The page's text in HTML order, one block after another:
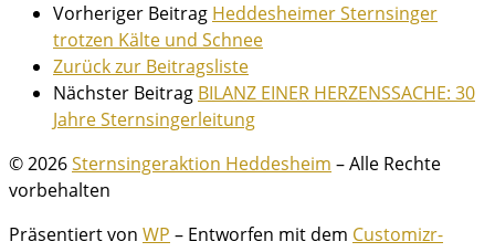
Vorheriger Beitrag Heddesheimer Sternsinger
trotzen Kälte und Schnee
Zurück zur Beitragsliste
Nächster Beitrag BILANZ EINER HERZENSSACHE: 30
Jahre Sternsingerleitung
© 2026Sternsingeraktion Heddesheim – Alle Rechte
vorbehalten
Präsentiert von WP – Entworfen mit dem Customizr-